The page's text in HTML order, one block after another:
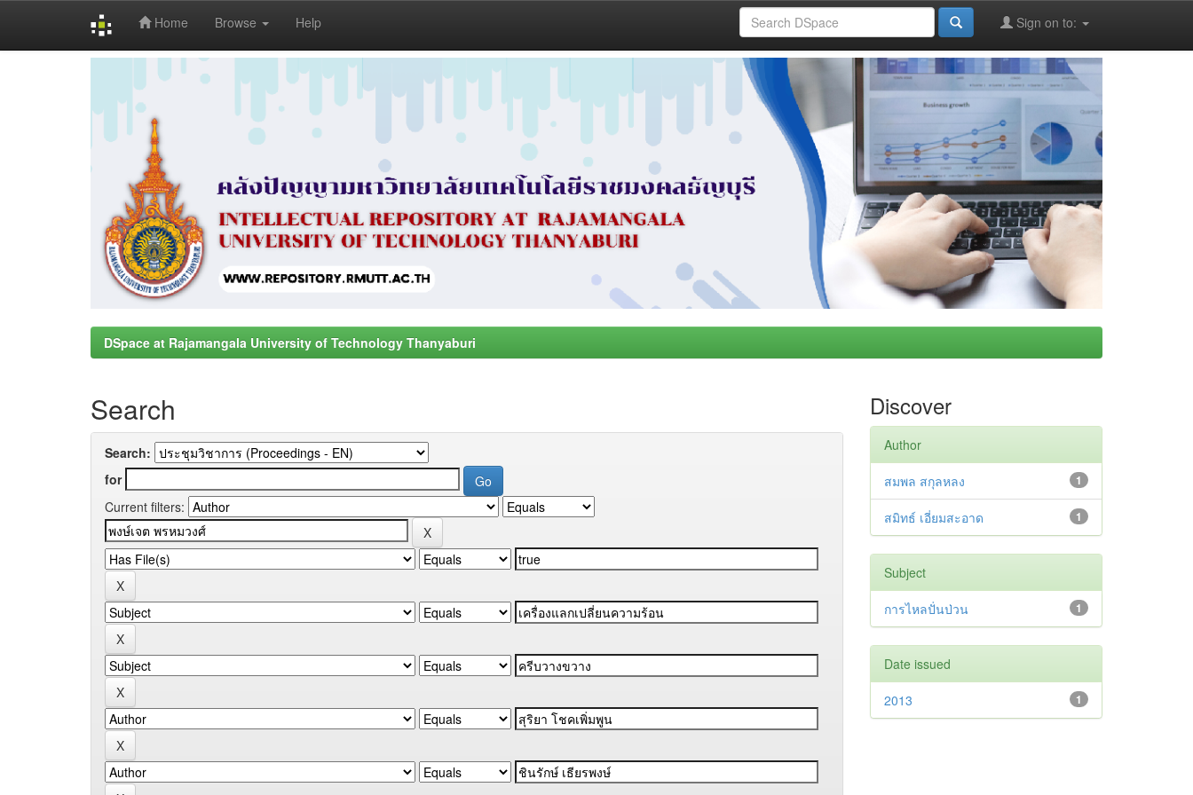
Home Browse Help Sign on to:
DSpace at Rajamangala University of Technology Thanyaburi
Search
Search:
for
Current filters:
Discover
Author
1
สมพล สกุลหลง
1
สมิทธ์ เอี่ยมสะอาด
Subject
1
การไหลปั่นป่วน
Date issued
1
2013